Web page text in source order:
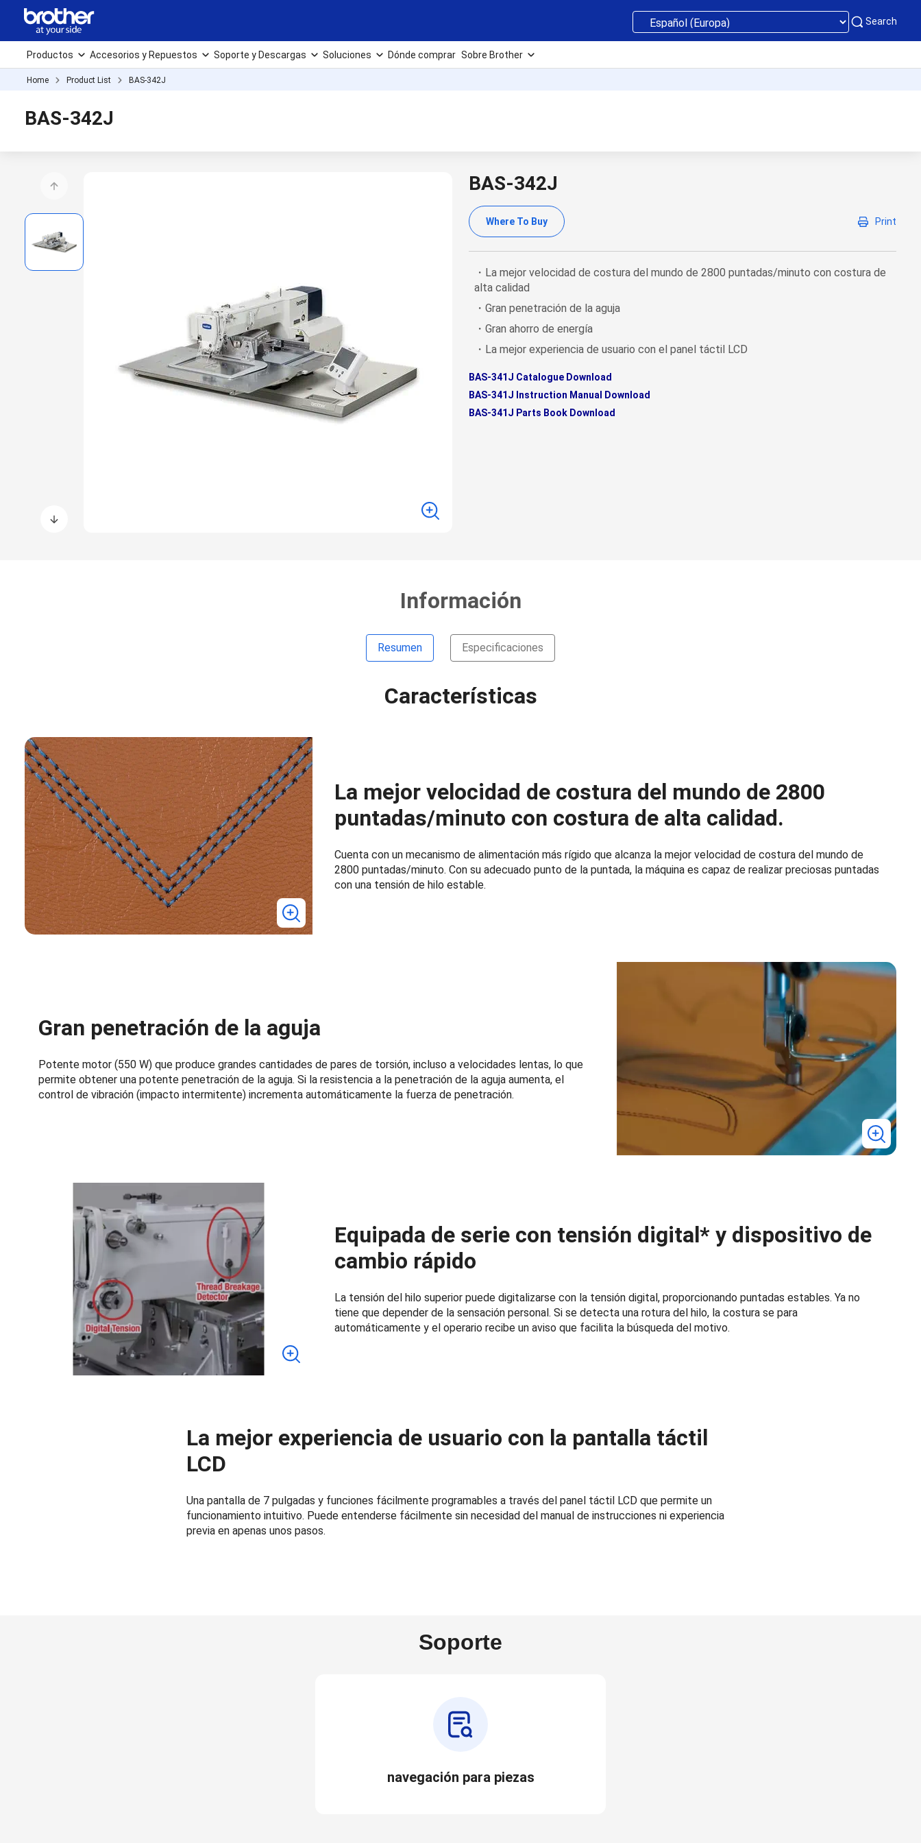
Search
Productos Accesorios y Repuestos Soporte y Descargas Soluciones Dónde comprar Sobre Brother
Home Product List BAS-342J
BAS-342J
BAS-342J
Where To Buy Print
・La mejor velocidad de costura del mundo de 2800 puntadas/minuto con costura de
alta calidad
・Gran penetración de la aguja
・Gran ahorro de energía
・La mejor experiencia de usuario con el panel táctil LCD
BAS-341J Catalogue Download
BAS-341J Instruction Manual Download
BAS-341J Parts Book Download
Información
Resumen Especificaciones
Características
La mejor velocidad de costura del mundo de 2800
puntadas/minuto con costura de alta calidad.
Cuenta con un mecanismo de alimentación más rígido que alcanza la mejor velocidad de costura del mundo de
2800 puntadas/minuto. Con su adecuado punto de la puntada, la máquina es capaz de realizar preciosas puntadas
con una tensión de hilo estable.
Gran penetración de la aguja
Potente motor (550 W) que produce grandes cantidades de pares de torsión, incluso a velocidades lentas, lo que
permite obtener una potente penetración de la aguja. Si la resistencia a la penetración de la aguja aumenta, el
control de vibración (impacto intermitente) incrementa automáticamente la fuerza de penetración.
Equipada de serie con tensión digital* y dispositivo de
cambio rápido
La tensión del hilo superior puede digitalizarse con la tensión digital, proporcionando puntadas estables. Ya no
tiene que depender de la sensación personal. Si se detecta una rotura del hilo, la costura se para
automáticamente y el operario recibe un aviso que facilita la búsqueda del motivo.
La mejor experiencia de usuario con la pantalla táctil
LCD
Una pantalla de 7 pulgadas y funciones fácilmente programables a través del panel táctil LCD que permite un
funcionamiento intuitivo. Puede entenderse fácilmente sin necesidad del manual de instrucciones ni experiencia
previa en apenas unos pasos.
Soporte
navegación para piezas